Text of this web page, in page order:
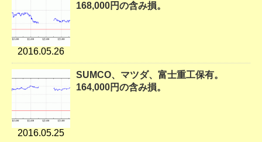
2016.05.26
168,000円の含み損。
2016.05.25
SUMCO、マツダ、富士重工保有。
164,000円の含み損。